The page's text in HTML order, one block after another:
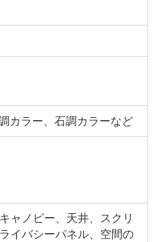
カラー、石調カラーなど
ャノピー、天井、スクリ
イバシーパネル、空間の